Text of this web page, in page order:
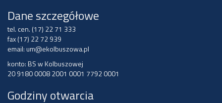
Dane szczegółowe
tel. cen. (17) 22 71 333
fax (17) 22 72 939
email:um@ekolbuszowa.pl
konto: BS w Kolbuszowej
20 9180 0008 2001 0001 7792 0001
Godziny otwarcia